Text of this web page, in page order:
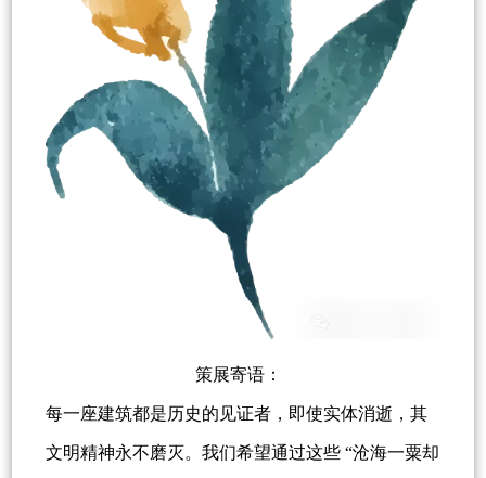
策展寄语：
每一座建筑都是历史的见证者，即使实体消逝，其
文明精神永不磨灭。我们希望通过这些 “沧海一粟却